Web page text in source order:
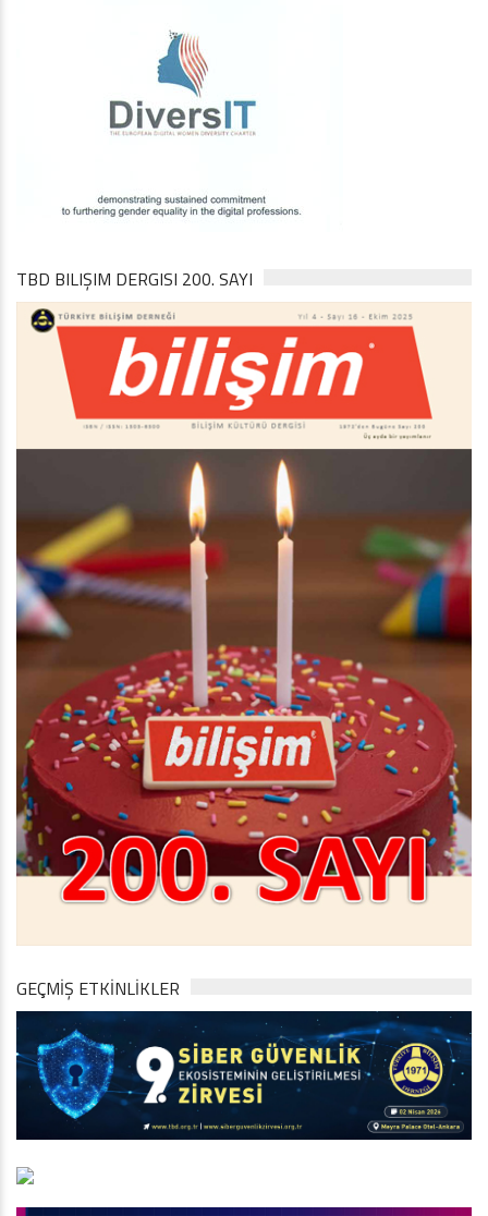
TBD BILIŞIM DERGISI 200. SAYI
GEÇMİŞ ETKİNLİKLER